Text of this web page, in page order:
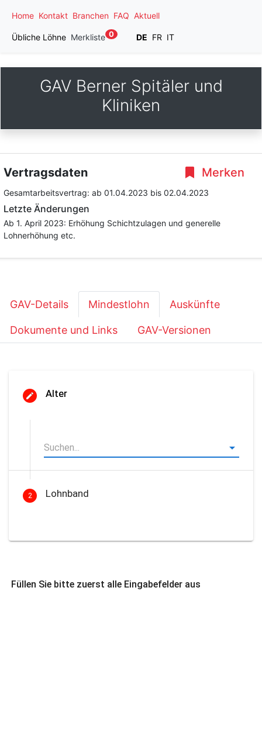
Home Kontakt Branchen FAQ Aktuell
Übliche Löhne Merkliste 0 DE FR IT
GAV Berner Spitäler und
Kliniken
Merken
Vertragsdaten
Gesamtarbeitsvertrag: ab 01.04.2023 bis 02.04.2023
Letzte Änderungen
Ab 1. April 2023: Erhöhung Schichtzulagen und generelle
Lohnerhöhung etc.
GAV-Details Mindestlohn Auskünfte
Dokumente und Links GAV-Versionen
Alter
2 Lohnband
Füllen Sie bitte zuerst alle Eingabefelder aus